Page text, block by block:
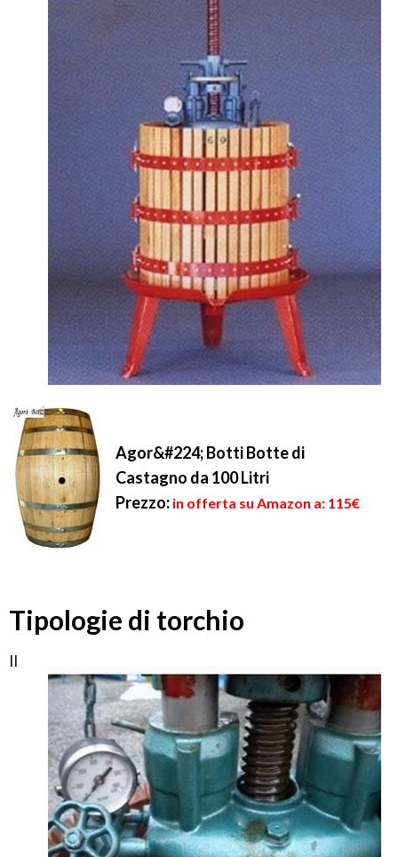
Agor&#224; Botti Botte di
Castagno da 100 Litri
Prezzo: in offerta su Amazon a: 115€
Tipologie di torchio
Il